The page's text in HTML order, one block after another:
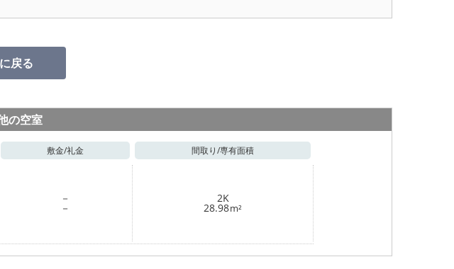
戻る
の空室
敷金/礼金 間取り/専有面積
－
－
2K
28.98m²